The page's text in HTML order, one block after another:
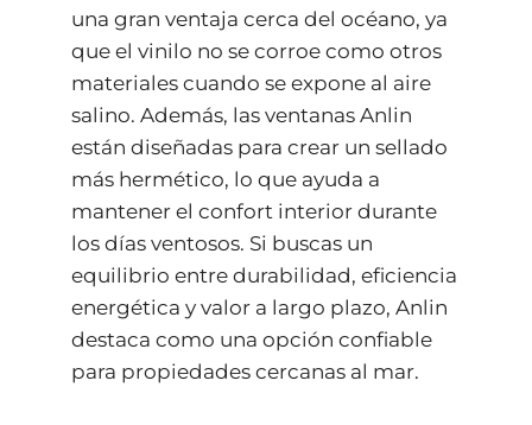
una gran ventaja cerca del océano, ya
que el vinilo no se corroe como otros
materiales cuando se expone al aire
salino. Además, las ventanas Anlin
están diseñadas para crear un sellado
más hermético, lo que ayuda a
mantener el confort interior durante
los días ventosos. Si buscas un
equilibrio entre durabilidad, eficiencia
energética y valor a largo plazo, Anlin
destaca como una opción confiable
para propiedades cercanas al mar.